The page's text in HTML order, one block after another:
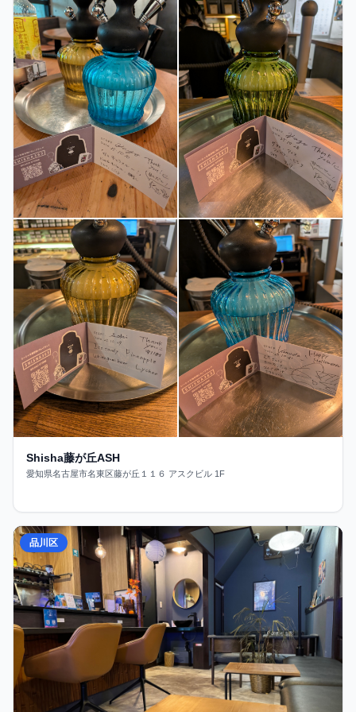
Shisha藤が丘ASH
愛知県名古屋市名東区藤が丘１１６ アスクビル 1F
品川区